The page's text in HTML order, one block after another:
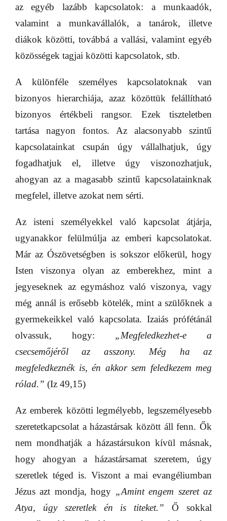
az egyéb lazább kapcsolatok: a munkaadók,
valamint a munkavállalók, a tanárok, illetve
diákok közötti, továbbá a vallási, valamint egyéb
közösségek tagjai közötti kapcsolatok, stb.
A különféle személyes kapcsolatoknak van
bizonyos hierarchiája, azaz közöttük felállítható
bizonyos értékbeli rangsor. Ezek tiszteletben
tartása nagyon fontos. Az alacsonyabb szintű
kapcsolatainkat csupán úgy vállalhatjuk, úgy
fogadhatjuk el, illetve úgy viszonozhatjuk,
ahogyan az a magasabb szintű kapcsolatainknak
megfelel, illetve azokat nem sérti.
Az isteni személyekkel való kapcsolat átjárja,
ugyanakkor felülmúlja az emberi kapcsolatokat.
Már az Ószövetségben is sokszor előkerül, hogy
Isten viszonya olyan az emberekhez, mint a
jegyeseknek az egymáshoz való viszonya, vagy
még annál is erősebb kötelék, mint a szülőknek a
gyermekeikkel való kapcsolata. Izaiás prófétánál
olvassuk, hogy: „Megfeledkezhet-e a
csecsemőjéről az asszony. Még ha az
megfeledkeznék is, én akkor sem feledkezem meg
rólad.” (Iz 49,15)
Az emberek közötti legmélyebb, legszemélyesebb
szeretetkapcsolat a házastársak között áll fenn. Ők
nem mondhatják a házastársukon kívül másnak,
hogy ahogyan a házastársamat szeretem, úgy
szeretlek téged is. Viszont a mai evangéliumban
Jézus azt mondja, hogy „Amint engem szeret az
Atya, úgy szeretlek én is titeket.” Ő sokkal